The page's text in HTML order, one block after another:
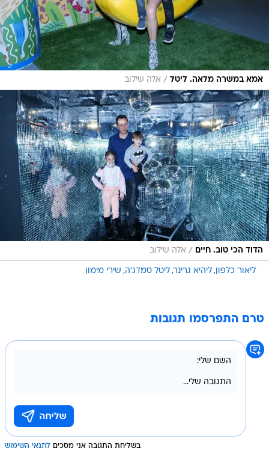
אמא במשרה מלאה. ליטל / אלה שילוב
הדוד הכי טוב. חיים / אלה שילוב
ליאור כלפון ליהיא גרינר ליטל סמדג'ה שירי מימון
טרם התפרסמו תגובות
בשליחת התגובה אני מסכים לתנאי השימוש